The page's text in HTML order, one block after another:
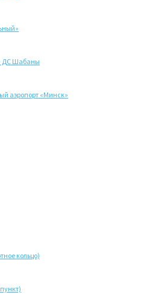
ДС Шабаны
аэропорт «Минск»
кольцо)